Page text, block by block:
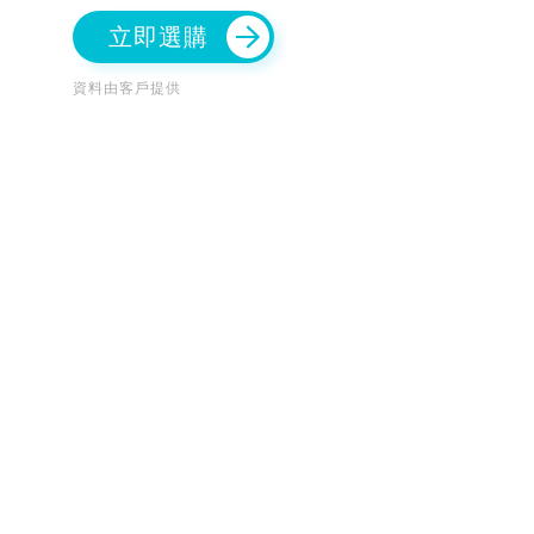
立即選購
資料由客戶提供